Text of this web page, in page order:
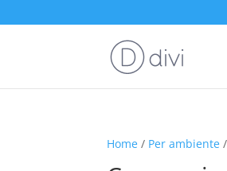
Home / Per ambiente /